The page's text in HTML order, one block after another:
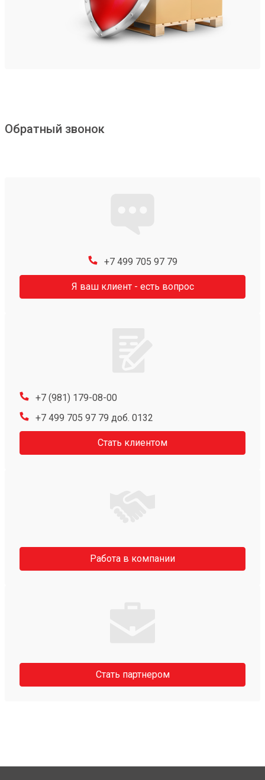
Обратный звонок
+7 499 705 97 79
Я ваш клиент - есть вопрос
+7 (981) 179-08-00
+7 499 705 97 79 доб. 0132
Стать клиентом
Работа в компании
Стать партнером